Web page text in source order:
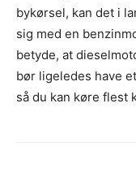
bykørsel, kan det i
sig med en
betyde, at
bør ligeledes have
så du kan køre flest